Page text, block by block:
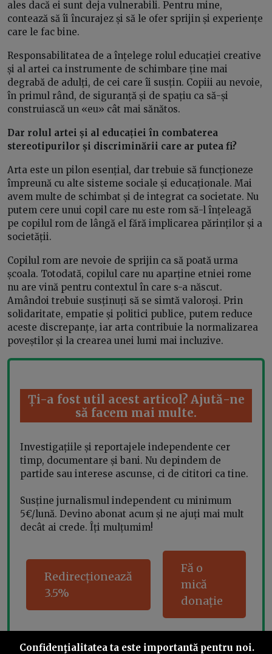
ales dacă ei sunt deja vulnerabili. Pentru mine,
contează să îi încurajez și să le ofer sprijin și experiențe
care le fac bine.
Responsabilitatea de a înțelege rolul educației creative
și al artei ca instrumente de schimbare ține mai
degrabă de adulți, de cei care îi susțin. Copiii au nevoie,
în primul rând, de siguranță și de spațiu ca să-și
construiască un «eu» cât mai sănătos.
Dar rolul artei și al educației în combaterea
stereotipurilor și discriminării care ar putea fi?
Arta este un pilon esențial, dar trebuie să funcționeze
împreună cu alte sisteme sociale și educaționale. Mai
avem multe de schimbat și de integrat ca societate. Nu
putem cere unui copil care nu este rom să-l înțeleagă
pe copilul rom de lângă el fără implicarea părinților și a
societății.
Copilul rom are nevoie de sprijin ca să poată urma
școala. Totodată, copilul care nu aparține etniei rome
nu are vină pentru contextul în care s-a născut.
Amândoi trebuie susținuți să se simtă valoroși. Prin
solidaritate, empatie și politici publice, putem reduce
aceste discrepanțe, iar arta contribuie la normalizarea
poveștilor și la crearea unei lumi mai incluzive.
Ți-a fost util acest articol? Ajută-ne
să facem mai multe.
Investigațiile și reportajele independente cer
timp, documentare și bani. Nu depindem de
partide sau interese ascunse, ci de cititori ca tine.
Susține jurnalismul independent cu minimum
5€/lună. Devino abonat acum și ne ajuți mai mult
decât ai crede. Îți mulțumim!
Redirecționează
3.5%
Fă o
mică
donație
Confidenţialitatea ta este importantă pentru noi.